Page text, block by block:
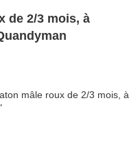
de 2/3 mois, à